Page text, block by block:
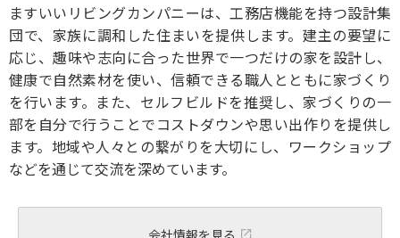
ますいいリビングカンパニーは、工務店機能を持つ設計集
団で、家族に調和した住まいを提供します。建主の要望に
応じ、趣味や志向に合った世界で一つだけの家を設計し、
健康で自然素材を使い、信頼できる職人とともに家づくり
を行います。また、セルフビルドを推奨し、家づくりの一
部を自分で行うことでコストダウンや思い出作りを提供し
ます。地域や人々との繋がりを大切にし、ワークショップ
などを通じて交流を深めています。
会社情報を見る